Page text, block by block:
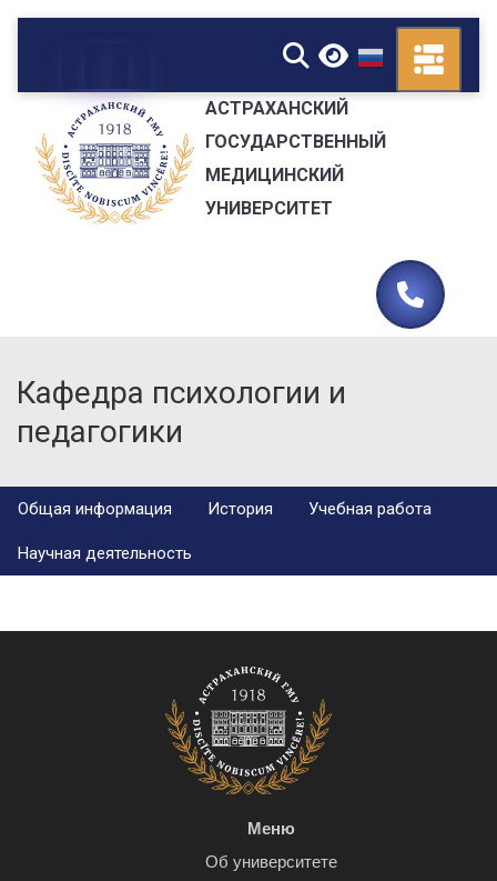
▼
АСТРАХАНСКИЙ
ГОСУДАРСТВЕННЫЙ
МЕДИЦИНСКИЙ
УНИВЕРСИТЕТ
Кафедра психологии и
педагогики
Общая информация История Учебная работа
Научная деятельность
Меню
Об университете